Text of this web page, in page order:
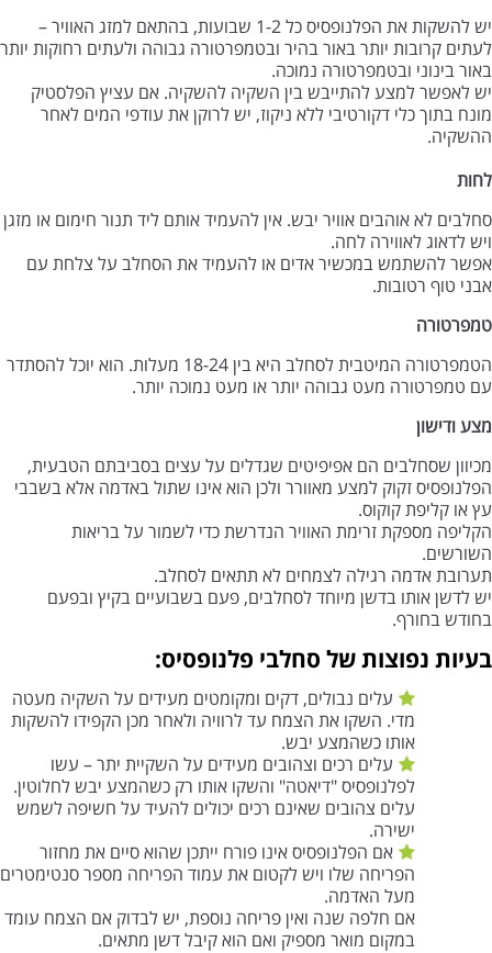
יש להשקות את הפלנופסיס כל 1-2 שבועות, בהתאם למזג האוויר –
לעתים קרובות יותר באור בהיר ובטמפרטורה גבוהה ולעתים רחוקות יותר
באור בינוני ובטמפרטורה נמוכה.
יש לאפשר למצע להתייבש בין השקיה להשקיה. אם עציץ הפלסטיק
מונח בתוך כלי דקורטיבי ללא ניקוז, יש לרוקן את עודפי המים לאחר
ההשקיה.
לחות
סחלבים לא אוהבים אוויר יבש. אין להעמיד אותם ליד תנור חימום או מזגן
ויש לדאוג לאווירה לחה.
אפשר להשתמש במכשיר אדים או להעמיד את הסחלב על צלחת עם
אבני טוף רטובות.
טמפרטורה
הטמפרטורה המיטבית לסחלב היא בין 18-24 מעלות. הוא יוכל להסתדר
עם טמפרטורה מעט גבוהה יותר או מעט נמוכה יותר.
מצע ודישון
מכיוון שסחלבים הם אפיפיטים שגדלים על עצים בסביבתם הטבעית,
הפלנופסיס זקוק למצע מאוורר ולכן הוא אינו שתול באדמה אלא בשבבי
עץ או קליפת קוקוס.
הקליפה מספקת זרימת האוויר הנדרשת כדי לשמור על בריאות
השורשים.
תערובת אדמה רגילה לצמחים לא תתאים לסחלב.
יש לדשן אותו בדשן מיוחד לסחלבים, פעם בשבועיים בקיץ ובפעם
בחודש בחורף.
בעיות נפוצות של סחלבי פלנופסיס:
עלים נבולים, דקים ומקומטים מעידים על השקיה מעטה
מדי. השקו את הצמח עד לרוויה ולאחר מכן הקפידו להשקות
אותו כשהמצע יבש.
עלים רכים וצהובים מעידים על השקיית יתר – עשו
לפלנופסיס "דיאטה" והשקו אותו רק כשהמצע יבש לחלוטין.
עלים צהובים שאינם רכים יכולים להעיד על חשיפה לשמש
ישירה.
אם הפלנופסיס אינו פורח ייתכן שהוא סיים את מחזור
הפריחה שלו ויש לקטום את עמוד הפריחה מספר סנטימטרים
מעל האדמה.
אם חלפה שנה ואין פריחה נוספת, יש לבדוק אם הצמח עומד
במקום מואר מספיק ואם הוא קיבל דשן מתאים.